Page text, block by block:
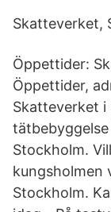
Skatteverket,
Öppettider:
Öppettider,
Skatteverket i
Stockholm.
kungsholmen
Stockholm.